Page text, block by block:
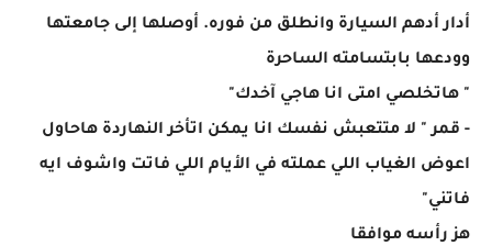
أدار أدهم السيارة وانطلق من فوره. أوصلها إلى جامعتها
وودعها بابتسامته الساحرة
" هاتخلصي امتى انا هاجي آخدك"
- قمر " لا متتعبش نفسك انا يمكن اتأخر النهاردة هاحاول
اعوض الغياب اللي عملته في الأيام اللي فاتت واشوف ايه
فاتني"
هز رأسه موافقا